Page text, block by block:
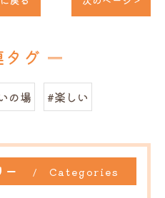
グ
の場 #楽しい
ー Categories